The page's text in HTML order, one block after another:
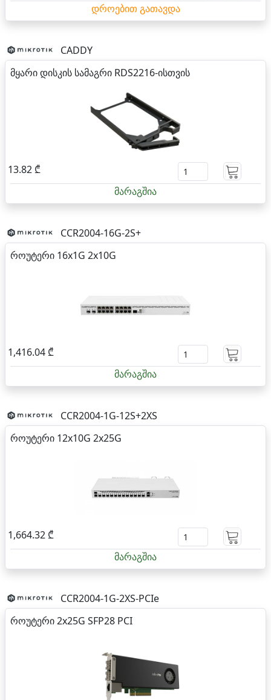
დროებით გათავდა
CADDY
მყარი დისკის სამაგრი RDS2216-ისთვის
13.82 ₾
მარაგშია
CCR2004-16G-2S+
როუტერი 16x1G 2x10G
1,416.04 ₾
მარაგშია
CCR2004-1G-12S+2XS
როუტერი 12x10G 2x25G
1,664.32 ₾
მარაგშია
CCR2004-1G-2XS-PCIe
როუტერი 2x25G SFP28 PCI